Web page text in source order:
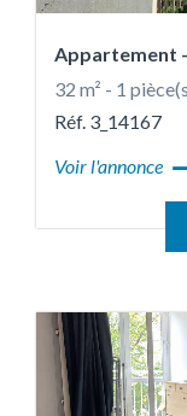
Appartement
32 m² - 1
Réf. 3_14167
Voir l'annonce